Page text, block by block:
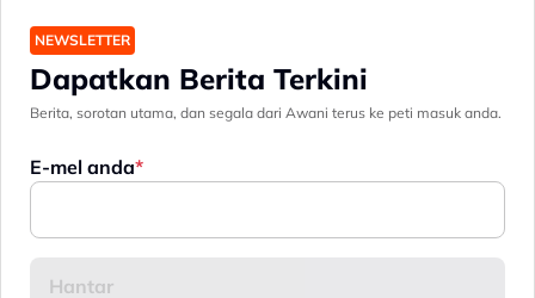
NEWSLETTER
Dapatkan Berita Terkini
Berita, sorotan utama, dan segala dari Awani terus ke peti masuk anda.
E-mel anda